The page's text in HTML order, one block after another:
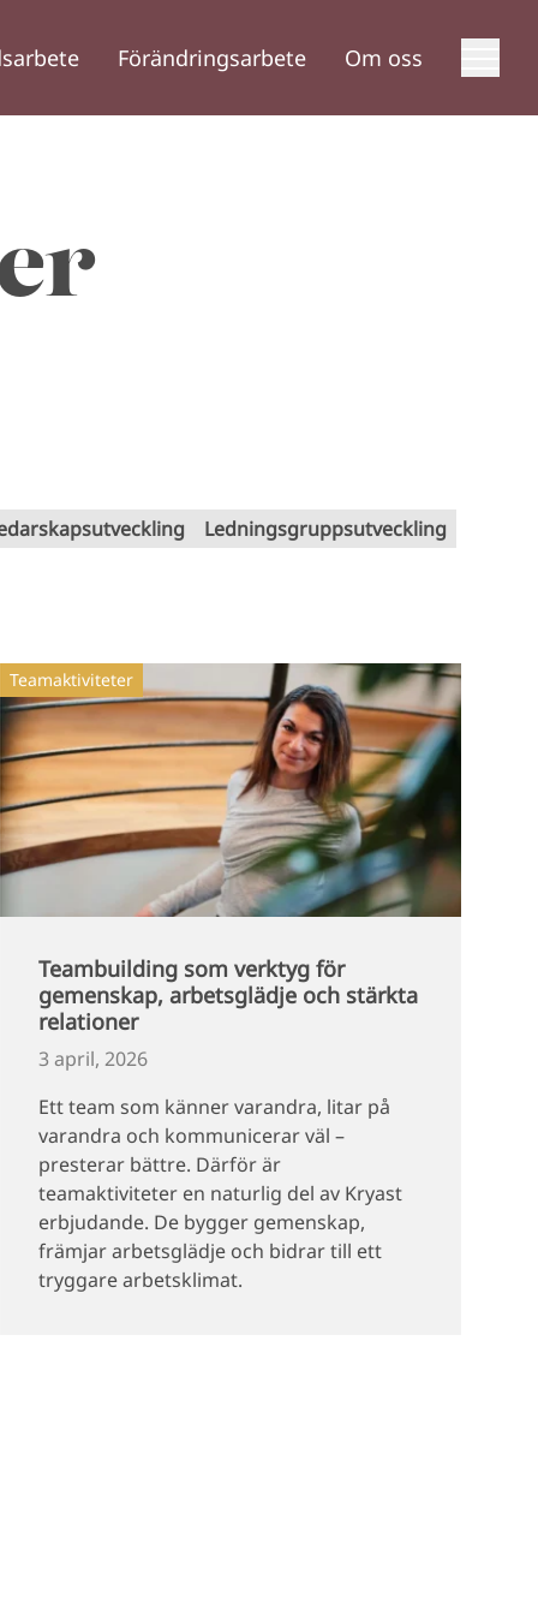
Förändringsarbete Om oss
Ledningsgruppsutveckling
Teamaktiviteter
Teambuilding som verktyg för
gemenskap, arbetsglädje och stärkta
relationer
3 april, 2026
Ett team som känner varandra, litar på
varandra och kommunicerar väl –
presterar bättre. Därför är
teamaktiviteter en naturlig del av Kryast
erbjudande. De bygger gemenskap,
främjar arbetsglädje och bidrar till ett
tryggare arbetsklimat.